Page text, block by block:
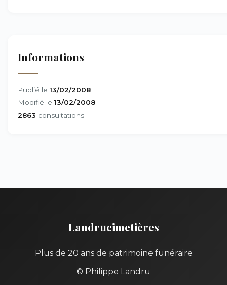
Informations
Publié le 13/02/2008
Modifié le 13/02/2008
2863 consultations
Landrucimetières
Plus de 20 ans de patrimoine funéraire
© Philippe Landru